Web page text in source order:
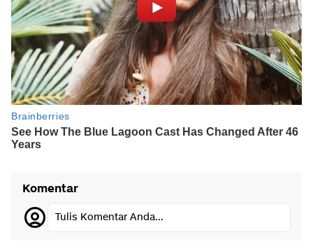
Komentar
Tulis Komentar Anda...